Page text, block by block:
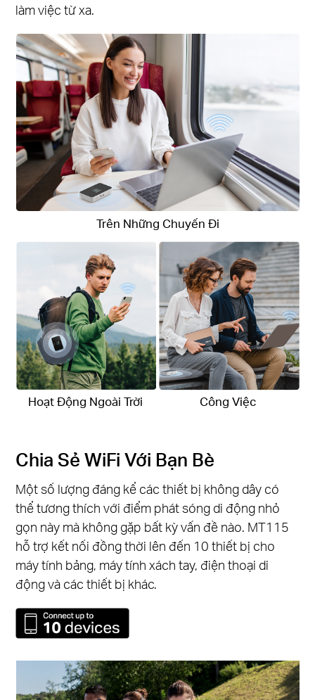
làm việc từ xa.
Trên Những Chuyến Đi
Hoạt Động Ngoài Trời Công Việc
Chia Sẻ WiFi Với Bạn Bè
Một số lượng đáng kể các thiết bị không dây có
thể tương thích với điểm phát sóng di động nhỏ
gọn này mà không gặp bất kỳ vấn đề nào. MT115
hỗ trợ kết nối đồng thời lên đến 10 thiết bị cho
máy tính bảng, máy tính xách tay, điện thoại di
động và các thiết bị khác.